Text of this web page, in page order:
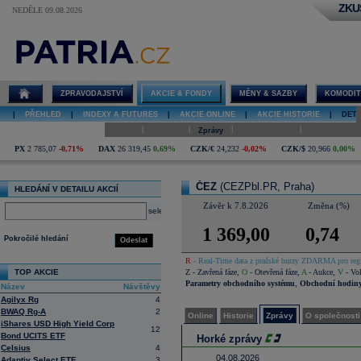
NEDĚLE 09.08.2026
ČEZ online
ZPRAVODAJSTVÍ AKCIE & FONDY MĚNY & SAZBY
PŘEHLED INDEXY A FUTURES AKCIE ONLINE AKCIE HISTORIE
Zprávy
PX 2 785,07 -0,71% DAX 26 319,45 0,69% CZK/€ 24,232 -0,02% CZK/$ 20,966 0,00%
HLEDÁNÍ V DETAILU AKCIÍ
select
Odeslat
Pokročilé hledání
TOP AKCIE
Název
Návštěvy
Agilyx Rg
4
BWAQ Rg-A
2
iShares USD High Yield Corp
Bond UCITS ETF
12
Celsius
4
ČEZ (CEZPbl.PR, Praha)
Závěr k 7.8.2026 Změna (%)
1 369,00 0,74
R - Real-Time data z pražské burzy ZDARMA pro
Z - Zavřená fáze O - Otevřená fáze A - Aukce V -
Parametry obchodního systému
Obchodní
Online Historie Zprávy O společnosti
Horké zprávy
04.08.2026